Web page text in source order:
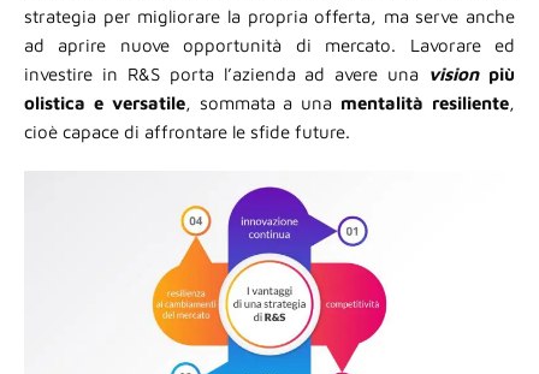
strategia per migliorare la propria offerta, ma serve anche
ad aprire nuove opportunità di mercato. Lavorare ed
investire in R&S porta l’azienda ad avere una visionpiù
olistica e versatile, sommata a una mentalità resiliente,
cioè capace di affrontare le sfide future.